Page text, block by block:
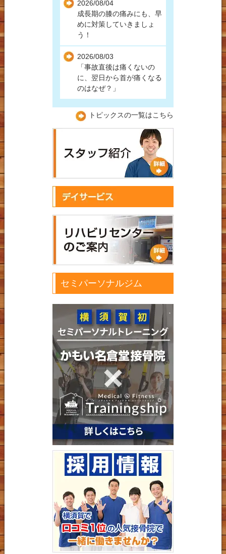
労災保険での受診につい
て
2026/08/04
成長期の膝の痛みにも、早
めに対策していきましょ
う！
2026/08/03
「事故直後は痛くないの
に、翌日から首が痛くなる
のはなぜ？」
トピックスの一覧はこちら
セミパーソナルジム